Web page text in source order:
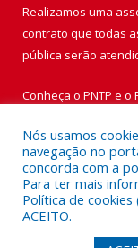
Realizamos uma
contrato que todas
pública serão
Conheça o PNTP e o
Todos os direitos
Nós usamos
navegação no
concorda com a
Para ter mais
Política de cookies
ACEITO.